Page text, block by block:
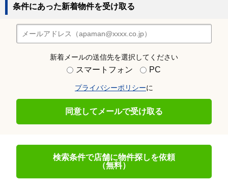
条件にあった新着物件を受け取る
新着メールの送信先を選択してください
スマートフォン PC
プライバシーポリシーに
同意してメールで受け取る
検索条件で店舗に物件探しを依頼
（無料）